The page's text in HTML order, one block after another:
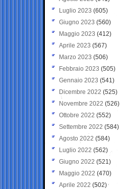
Luglio 2023 (605)
Giugno 2023 (560)
Maggio 2023 (412)
Aprile 2023 (567)
Marzo 2023 (506)
Febbraio 2023 (505)
Gennaio 2023 (541)
Dicembre 2022 (525)
Novembre 2022 (526)
Ottobre 2022 (552)
Settembre 2022 (584)
Agosto 2022 (584)
Luglio 2022 (562)
Giugno 2022 (521)
Maggio 2022 (470)
Aprile 2022 (502)